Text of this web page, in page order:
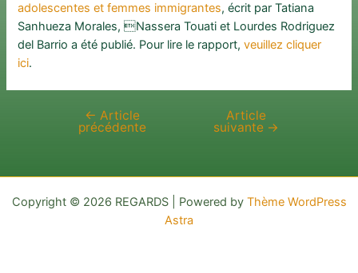
adolescentes et femmes immigrantes, écrit par Tatiana
Sanhueza Morales, Nassera Touati et Lourdes Rodriguez
del Barrio a été publié. Pour lire le rapport,veuillez cliquer
ici.
Navigation
← Article
précédente
Article
suivante →
Copyright © 2026 REGARDS | Powered by Thème WordPress
Astra